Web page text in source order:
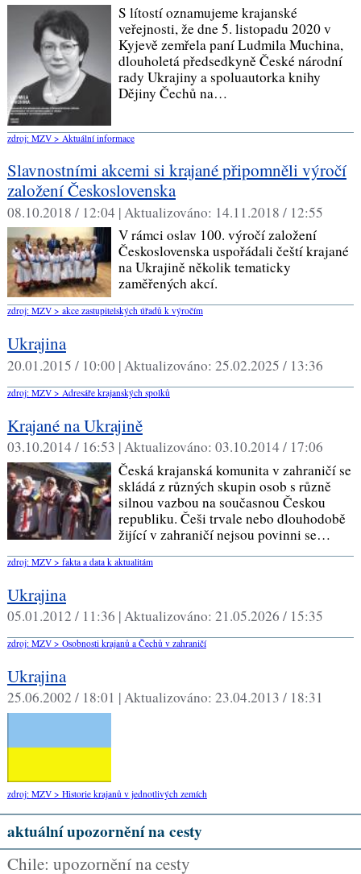
S lítostí oznamujeme krajanské
veřejnosti, že dne 5. listopadu 2020 v
Kyjevě zemřela paní Ludmila Muchina,
dlouholetá předsedkyně České národní
rady Ukrajiny a spoluautorka knihy
Dějiny Čechů na…
zdroj: MZV > Aktuální informace
Slavnostními akcemi si krajané připomněli výročí
založení Československa
08.10.2018 / 12:04 |Aktualizováno: 14.11.2018 / 12:55
V rámci oslav 100. výročí založení
Československa uspořádali čeští krajané
na Ukrajině několik tematicky
zaměřených akcí.
zdroj: MZV > akce zastupitelských úřadů k výročím
Ukrajina
20.01.2015 / 10:00 | Aktualizováno: 25.02.2025 / 13:36
zdroj: MZV > Adresáře krajanských spolků
Krajané na Ukrajině
03.10.2014 / 16:53 |Aktualizováno: 03.10.2014 / 17:06
Česká krajanská komunita v zahraničí se
skládá z různých skupin osob s různě
silnou vazbou na současnou Českou
republiku. Češi trvale nebo dlouhodobě
žijící v zahraničí nejsou povinni se…
zdroj: MZV > fakta a data k aktualitám
Ukrajina
05.01.2012 / 11:36 |Aktualizováno: 21.05.2026 / 15:35
zdroj: MZV > Osobnosti krajanů a Čechů v zahraničí
Ukrajina
25.06.2002 / 18:01 |Aktualizováno: 23.04.2013 / 18:31
zdroj: MZV > Historie krajanů v jednotlivých zemích
aktuální upozornění na cesty
Chile: upozornění na cesty